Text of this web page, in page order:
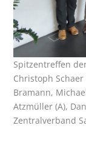
Spitzentreffen
Christoph
Bramann,
Atzmüller (A),
Zentralverband